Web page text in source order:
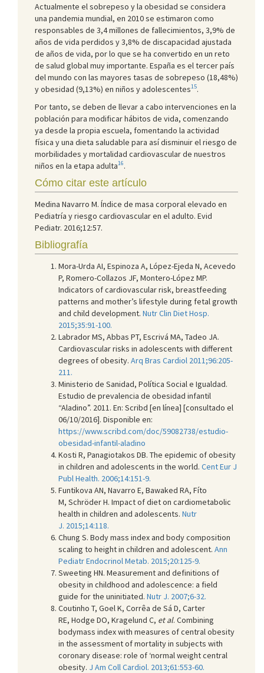
Actualmente el sobrepeso y la obesidad se considera
una pandemia mundial, en 2010 se estimaron como
responsables de 3,4 millones de fallecimientos, 3,9% de
años de vida perdidos y 3,8% de discapacidad ajustada
de años de vida, por lo que se ha convertido en un reto
de salud global muy importante. España es el tercer país
del mundo con las mayores tasas de sobrepeso (18,48%)
y obesidad (9,13%) en niños y adolescentes15.
Por tanto, se deben de llevar a cabo intervenciones en la
población para modificar hábitos de vida, comenzando
ya desde la propia escuela, fomentando la actividad
física y una dieta saludable para así disminuir el riesgo de
morbilidades y mortalidad cardiovascular de nuestros
niños en la etapa adulta16.
Cómo citar este artículo
Medina Navarro M. Índice de masa corporal elevado en
Pediatría y riesgo cardiovascular en el adulto. Evid
Pediatr. 2016;12:57.
Bibliografía
Mora-Urda AI, Espinoza A, López-Ejeda N, Acevedo
P, Romero-Collazos JF, Montero-López MP.
Indicators of cardiovascular risk, breastfeeding
patterns and mother’s lifestyle during fetal growth
and child development. Nutr Clin Diet Hosp.
2015;35:91-100.
Labrador MS, Abbas PT, Escrivá MA, Tadeo JA.
Cardiovascular risks in adolescents with different
degrees of obesity. Arq Bras Cardiol 2011;96:205-
211.
Ministerio de Sanidad, Política Social e Igualdad.
Estudio de prevalencia de obesidad infantil
“Aladino”. 2011. En: Scribd [en línea] [consultado el
06/10/2016]. Disponible en:
https://www.scribd.com/doc/59082738/estudio-
obesidad-infantil-aladino
Kosti R, Panagiotakos DB. The epidemic of obesity
in children and adolescents in the world. Cent Eur J
Publ Health. 2006;14:151-9.
Funtikova AN, Navarro E, Bawaked RA, Fíto
M, Schröder H. Impact of diet on cardiometabolic
health in children and adolescents. Nutr
J. 2015;14:118.
Chung S. Body mass index and body composition
scaling to height in children and adolescent. Ann
Pediatr Endocrinol Metab. 2015;20:125-9.
Sweeting HN. Measurement and definitions of
obesity in childhood and adolescence: a field
guide for the uninitiated. Nutr J. 2007;6-32.
Coutinho T, Goel K, Corrêa de Sá D, Carter
RE, Hodge DO, Kragelund C, et al. Combining
bodymass index with measures of central obesity
in the assessment of mortality in subjects with
coronary disease: role of ‘normal weight central
obesity. J Am Coll Cardiol. 2013;61:553-60.